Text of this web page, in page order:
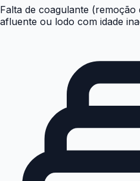
Falta de coagulante (remoção
afluente ou lodo com idade